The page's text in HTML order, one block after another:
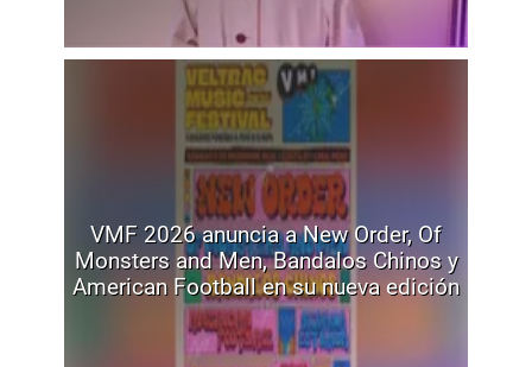
VMF 2026 anuncia a New Order, Of
Monsters and Men, Bandalos Chinos y
American Football en su nueva edición